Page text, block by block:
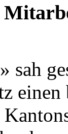
sah